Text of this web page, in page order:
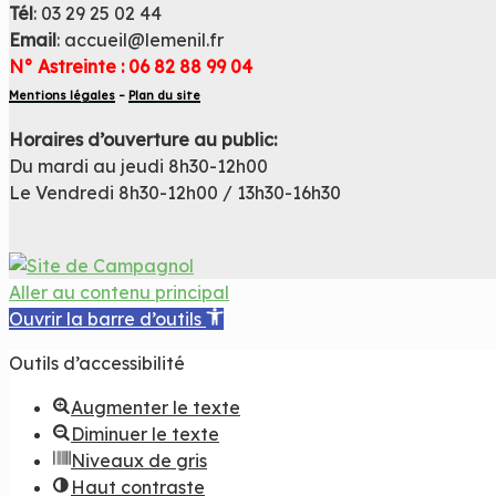
du
Tél: 03 29 25 02 44
Email: accueil@lemenil.fr
N° Astreinte : 06 82 88 99 04
Mentions légales – Plan du site
Horaires d’ouverture au public:
Du mardi au jeudi 8h30-12h00
Le Vendredi 8h30-12h00 / 13h30-16h30
Aller au contenu principal
Ouvrir la barre d’outils
Outils d’accessibilité
Augmenter le texte
Diminuer le texte
Niveaux de gris
Haut contraste